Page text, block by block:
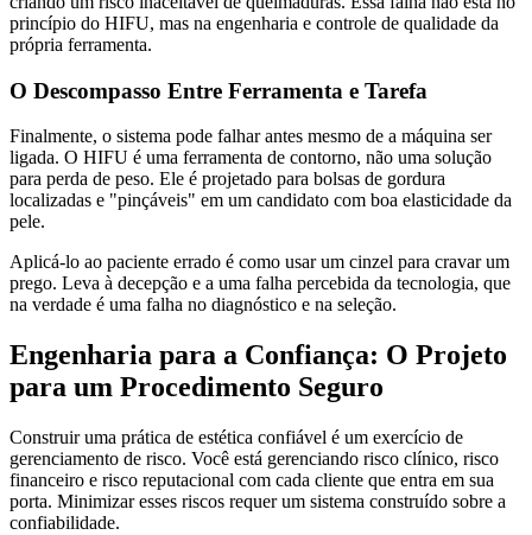
princípio do HIFU, mas na engenharia e controle de qualidade da
própria ferramenta.
O Descompasso Entre Ferramenta e Tarefa
Finalmente, o sistema pode falhar antes mesmo de a máquina ser
ligada. O HIFU é uma ferramenta de contorno, não uma solução
para perda de peso. Ele é projetado para bolsas de gordura
localizadas e "pinçáveis" em um candidato com boa elasticidade da
pele.
Aplicá-lo ao paciente errado é como usar um cinzel para cravar um
prego. Leva à decepção e a uma falha percebida da tecnologia, que
na verdade é uma falha no diagnóstico e na seleção.
Engenharia para a Confiança: O Projeto
para um Procedimento Seguro
Construir uma prática de estética confiável é um exercício de
gerenciamento de risco. Você está gerenciando risco clínico, risco
financeiro e risco reputacional com cada cliente que entra em sua
porta. Minimizar esses riscos requer um sistema construído sobre a
confiabilidade.